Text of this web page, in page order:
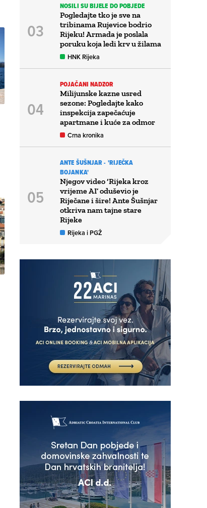
NOSILI SU BIJELE DO POBJEDE
Pogledajte tko je sve na
tribinama Rujevice bodrio
Rijeku! Armada je poslala
poruku koja ledi krv u žilama
HNK Rijeka
POJAČANI NADZOR
Milijunske kazne usred
sezone: Pogledajte kako
inspekcija zapečaćuje
apartmane i kuće za odmor
Crna kronika
ANTE ŠUŠNJAR - 'RIJEČKA
BOJANKA'
Njegov video ‘Rijeka kroz
vrijeme AI’ oduševio je
Riječane i šire! Ante Šušnjar
otkriva nam tajne stare
Rijeke
Rijeka i PGŽ